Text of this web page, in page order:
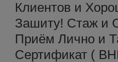
Клиентов и
Зашиту! Стаж и
Приём Лично и
Сертификат (